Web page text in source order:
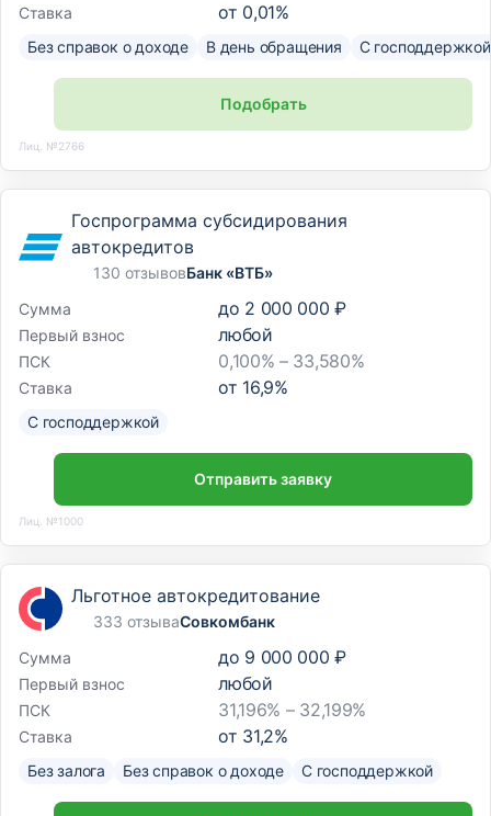
Ставка от 0,01%
Без справок о доходе В день обращения С господдержкой
Подобрать
Лиц. №2766
Госпрограмма субсидирования
автокредитов
130 отзывовБанк «ВТБ»
Сумма
до 2 000 000 ₽
Первый взнос любой
ПСК 0,100% – 33,580%
Ставка от 16,9%
С господдержкой
Отправить заявку
Лиц. №1000
Льготное автокредитование
333 отзываСовкомбанк
Сумма
до 9 000 000 ₽
Первый взнос любой
ПСК 31,196% – 32,199%
Ставка от 31,2%
Без залога Без справок о доходе С господдержкой